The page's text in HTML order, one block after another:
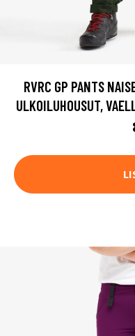
RVRC GP PANTS
ULKOILUHOUSUT,